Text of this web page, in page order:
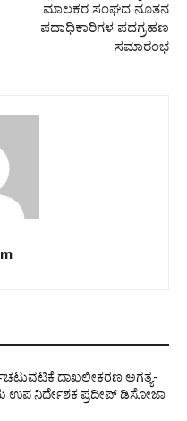
ಮಾಲಕರ ಸಂಘದ ನೂತನ
ಪದಾಧಿಕಾರಿಗಳ ಪದಗ್ರಹಣ
ಸಮಾರಂಭ
ದಾಖಲೀಕರಣ ಅಗತ್ಯ-
ಉಪ ನಿರ್ದೇಶಕ ಪ್ರದೀಪ್ ಡಿಸೋಜಾ